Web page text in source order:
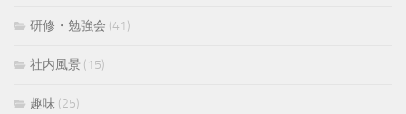
研修・勉強会 (41)
社内風景 (15)
趣味 (25)